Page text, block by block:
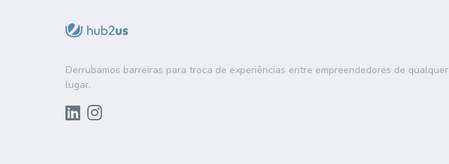
Derrubamos barreiras para troca de experiências entre empreendedores de qualquer
lugar.